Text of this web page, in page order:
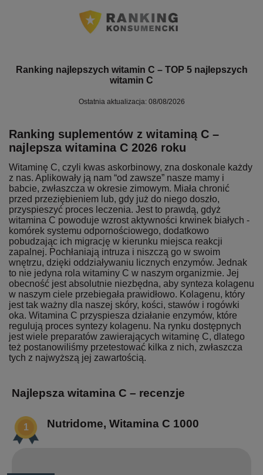
Ranking najlepszych witamin C – TOP 5 najlepszych
witamin C
Ostatnia aktualizacja: 08/08/2026
Ranking suplementów z witaminą C –
najlepsza witamina C 2026 roku
Witaminę C, czyli kwas askorbinowy, zna doskonale każdy
z nas. Aplikowały ją nam “od zawsze” nasze mamy i
babcie, zwłaszcza w okresie zimowym. Miała chronić
przed przeziębieniem lub, gdy już do niego doszło,
przyspieszyć proces leczenia. Jest to prawdą, gdyż
witamina C powoduje wzrost aktywności krwinek białych -
komórek systemu odpornościowego, dodatkowo
pobudzając ich migrację w kierunku miejsca reakcji
zapalnej. Pochłaniają intruza i niszczą go w swoim
wnętrzu, dzięki oddziaływaniu licznych enzymów. Jednak
to nie jedyna rola witaminy C w naszym organizmie. Jej
obecność jest absolutnie niezbędna, aby synteza kolagenu
w naszym ciele przebiegała prawidłowo. Kolagenu, który
jest tak ważny dla naszej skóry, kości, stawów i rogówki
oka. Witamina C przyspiesza działanie enzymów, które
regulują proces syntezy kolagenu. Na rynku dostępnych
jest wiele preparatów zawierających witaminę C, dlatego
też postanowiliśmy przetestować kilka z nich, zwłaszcza
tych z najwyższą jej zawartością.
Najlepsza witamina C – recenzje
Nutridome, Witamina C 1000